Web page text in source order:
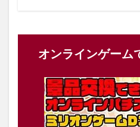
オンラインゲーム